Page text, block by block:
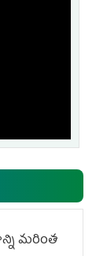
మరింత